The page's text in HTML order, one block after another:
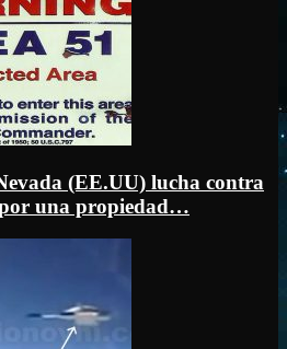
(EE.UU) lucha contra
una propiedad…